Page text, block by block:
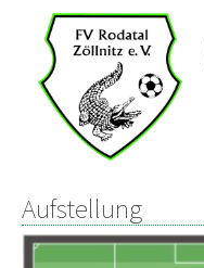
Aufstellung